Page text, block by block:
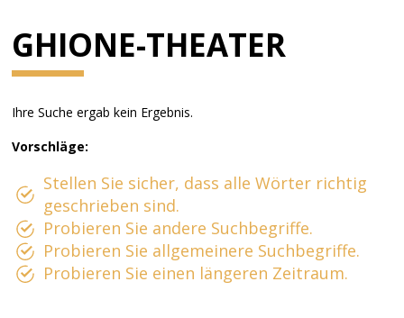
GHIONE-THEATER
Ihre Suche ergab kein Ergebnis.
Vorschläge:
Stellen Sie sicher, dass alle Wörter richtig
geschrieben sind.
Probieren Sie andere Suchbegriffe.
Probieren Sie allgemeinere Suchbegriffe.
Probieren Sie einen längeren Zeitraum.